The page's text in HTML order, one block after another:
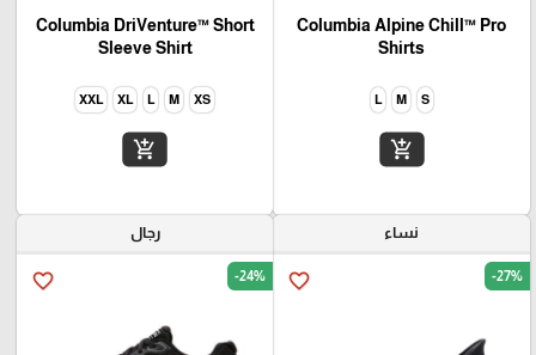
Columbia Alpine Chill™ Pro
Shirts
S
M
L
add_shopping_cart
Columbia DriVenture™ Short
Sleeve Shirt
XS
M
L
XL
XXL
add_shopping_cart
نساء
favorite_border -27%
رجال
favorite_border -24%